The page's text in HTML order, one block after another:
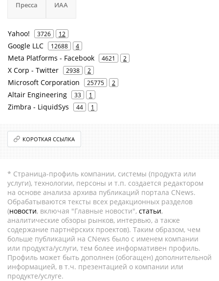
Пресса ИАА
Yahoo! 3726 12
Google LLC 12688 4
Meta Platforms - Facebook 4621 2
X Corp - Twitter 2938 2
Microsoft Corporation 25775 2
Altair Engineering 33 1
Zimbra - LiquidSys 44 1
КОРОТКАЯ ССЫЛКА
* Страница-профиль компании, системы (продукта или
услуги), технологии, персоны и т.п. создается редактором
на основе анализа архива публикаций портала CNews.
Обрабатываются тексты всех редакционных разделов
(новости, включая "Главные новости", статьи,
аналитические обзоры рынков, интервью, а также
содержание партнёрских проектов). Таким образом, чем
больше публикаций на CNews было с именем компании
или продукта/услуги, тем более информативен профиль.
Профиль может быть дополнен (обогащен) дополнительной
информацией, в т.ч. презентацией о компании или
продукте/услуге.